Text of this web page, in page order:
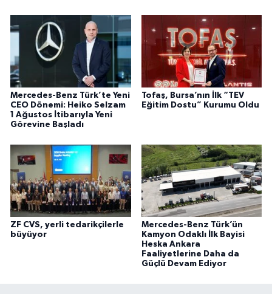
Mercedes-Benz Türk’te Yeni
CEO Dönemi: Heiko Selzam
1 Ağustos İtibarıyla Yeni
Görevine Başladı
Tofaş, Bursa’nın İlk “TEV
Eğitim Dostu” Kurumu Oldu
ZF CVS, yerli tedarikçilerle
büyüyor
Mercedes-Benz Türk’ün
Kamyon Odaklı İlk Bayisi
Heska Ankara
Faaliyetlerine Daha da
Güçlü Devam Ediyor